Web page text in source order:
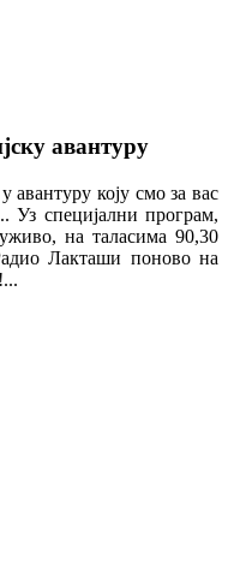
авантуру
коју смо за вас
Уз специјални програм,
на таласима 90,30
Лакташи поново на